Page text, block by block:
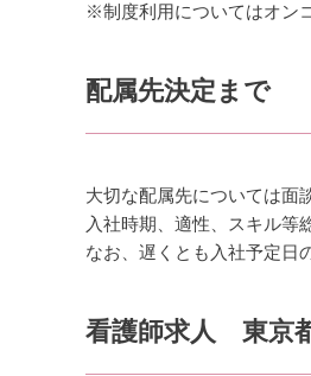
※制度利用についてはオン
配属先決定まで
大切な配属先については面
入社時期、適性、スキル等
なお、遅くとも入社予定日
看護師求人 東京